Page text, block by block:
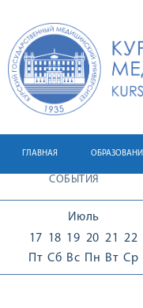
ГЛАВНАЯ
СОБЫТИЯ
Июль
17
Пт
18
Сб
19
Вс
20
Пн
21
Вт
22
Ср